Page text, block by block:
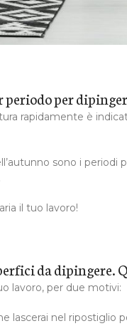
per
rapidamente è
sono i
il tuo lavoro!
da dipingere.
lavoro, per due motivi:
lascerai nel ripostiglio